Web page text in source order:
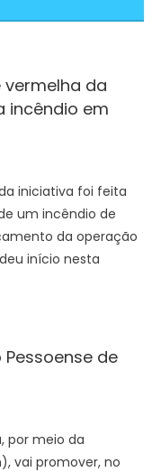
vermelha da
incêndio em
iniciativa foi feita
um incêndio de
da operação
início nesta
de
por meio da
vai promover, no